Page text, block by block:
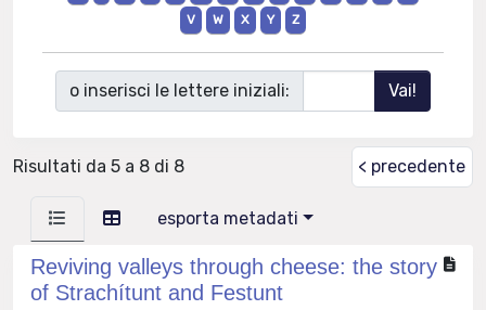
V
W X Y Z
o inserisci le lettere iniziali:
Risultati da 5 a 8 di 8 < precedente
esporta metadati
Reviving valleys through cheese: the story
of Strachítunt and Festunt